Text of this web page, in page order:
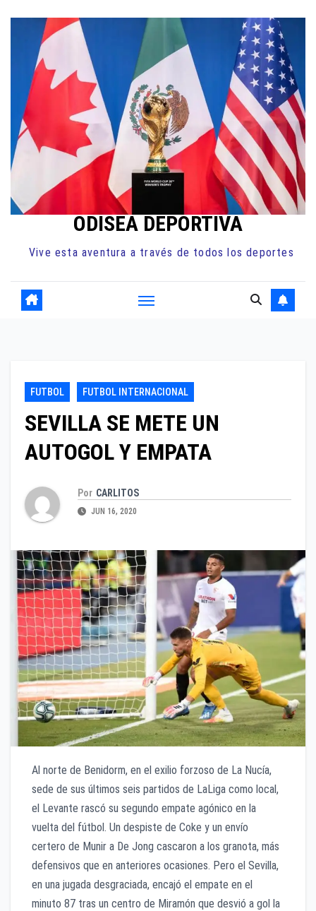
contenido
ODISEA DEPORTIVA
Vive esta aventura a través de todos los deportes
FUTBOL FUTBOL INTERNACIONAL
SEVILLA SE METE UN
AUTOGOL Y EMPATA
Por CARLITOS
JUN 16, 2020
Al norte de Benidorm, en el exilio forzoso de La Nucía,
sede de sus últimos seis partidos de LaLiga como local,
el Levante rascó su segundo empate agónico en la
vuelta del fútbol. Un despiste de Coke y un envío
certero de Munir a De Jong cascaron a los granota, más
defensivos que en anteriores ocasiones. Pero el Sevilla,
en una jugada desgraciada, encajó el empate en el
minuto 87 tras un centro de Miramón que desvió a gol la